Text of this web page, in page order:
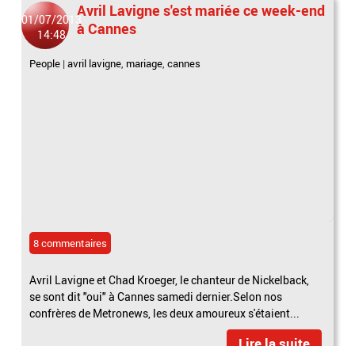
01/07/2013
14:48
Avril Lavigne s'est mariée ce week-end
à Cannes
People |avril lavigne, mariage,cannes
8 commentaires
Avril Lavigne et Chad Kroeger, le chanteur de Nickelback,
se sont dit "oui" à Cannes samedi dernier.Selon nos
confrères de Metronews, les deux amoureux s'étaient...